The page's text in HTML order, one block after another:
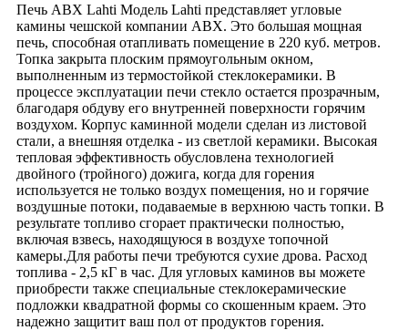
Печь ABX Lahti Модель Lahti представляет угловые
камины чешской компании АВХ. Это большая мощная
печь, способная отапливать помещение в 220 куб. метров.
Топка закрыта плоским прямоугольным окном,
выполненным из термостойкой стеклокерамики. В
процессе эксплуатации печи стекло остается прозрачным,
благодаря обдуву его внутренней поверхности горячим
воздухом. Корпус каминной модели сделан из листовой
стали, а внешняя отделка - из светлой керамики. Высокая
тепловая эффективность обусловлена технологией
двойного (тройного) дожига, когда для горения
используется не только воздух помещения, но и горячие
воздушные потоки, подаваемые в верхнюю часть топки. В
результате топливо сгорает практически полностью,
включая взвесь, находящуюся в воздухе топочной
камеры.Для работы печи требуются сухие дрова. Расход
топлива - 2,5 кГ в час. Для угловых каминов вы можете
приобрести также специальные стеклокерамические
подложки квадратной формы со скошенным краем. Это
надежно защитит ваш пол от продуктов горения.